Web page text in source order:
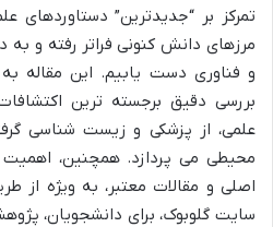
تمرکز بر “جدیدترین” دستاوردهای
مرزهای دانش کنونی فراتر رفته و به
و فناوری دست یابیم. این مقاله
بررسی دقیق برجسته ترین
علمی، از پزشکی و زیست شناسی
محیطی می پردازد. همچنین،
اصلی و مقالات معتبر، به ویژه از
سایت گلوبوک، برای دانشجویان،